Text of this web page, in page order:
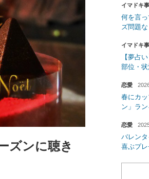
ズンに聴き
イマドキ
何を言
ズ問題
イマドキ
【夢占
部位・
恋愛
春にカ
ン」ラ
恋愛
バレン
喜ぶプ